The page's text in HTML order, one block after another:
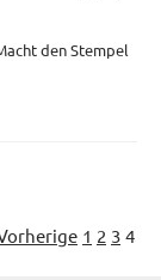
den Stempel
1 2 3 4